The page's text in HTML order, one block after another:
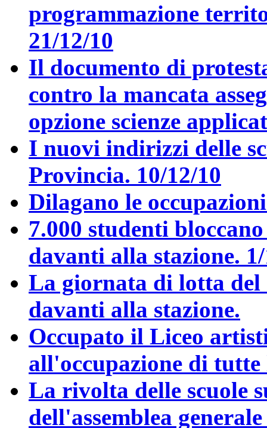
programmazione
21/12/10
Il documento di
contro la mancata
opzione scienze
I nuovi indirizzi delle
Provincia. 10/12/10
Dilagano le
7.000 studenti
davanti alla stazione.
La giornata di lotta del
davanti alla stazione.
Occupato il Liceo
all'occupazione di tutte
La rivolta delle scuole
dell'assemblea